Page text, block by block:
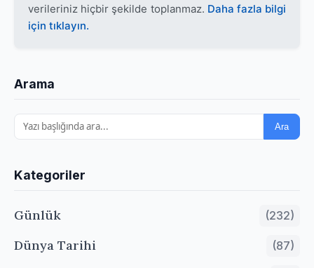
verileriniz hiçbir şekilde toplanmaz. Daha fazla bilgi
için tıklayın.
Arama
Ara
Kategoriler
Günlük (232)
Dünya Tarihi (87)